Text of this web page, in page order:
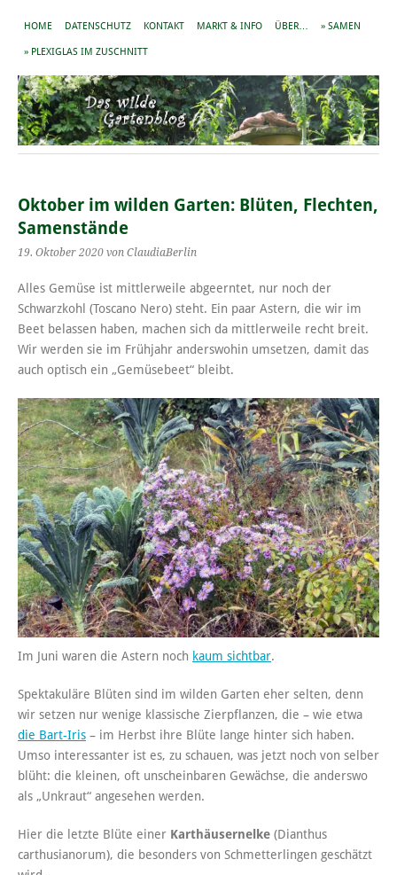
HOME DATENSCHUTZ KONTAKT MARKT & INFO ÜBER… » SAMEN
» PLEXIGLAS IM ZUSCHNITT
Oktober im wilden Garten: Blüten, Flechten,
Samenstände
19. Oktober 2020 von ClaudiaBerlin
Alles Gemüse ist mittlerweile abgeerntet, nur noch der
Schwarzkohl (Toscano Nero) steht. Ein paar Astern, die wir im
Beet belassen haben, machen sich da mittlerweile recht breit.
Wir werden sie im Frühjahr anderswohin umsetzen, damit das
auch optisch ein „Gemüsebeet“ bleibt.
Im Juni waren die Astern noch kaum sichtbar.
Spektakuläre Blüten sind im wilden Garten eher selten, denn
wir setzen nur wenige klassische Zierpflanzen, die – wie etwa
die Bart-Iris – im Herbst ihre Blüte lange hinter sich haben.
Umso interessanter ist es, zu schauen, was jetzt noch von selber
blüht: die kleinen, oft unscheinbaren Gewächse, die anderswo
als „Unkraut“ angesehen werden.
Hier die letzte Blüte einer Karthäusernelke (Dianthus
carthusianorum), die besonders von Schmetterlingen geschätzt